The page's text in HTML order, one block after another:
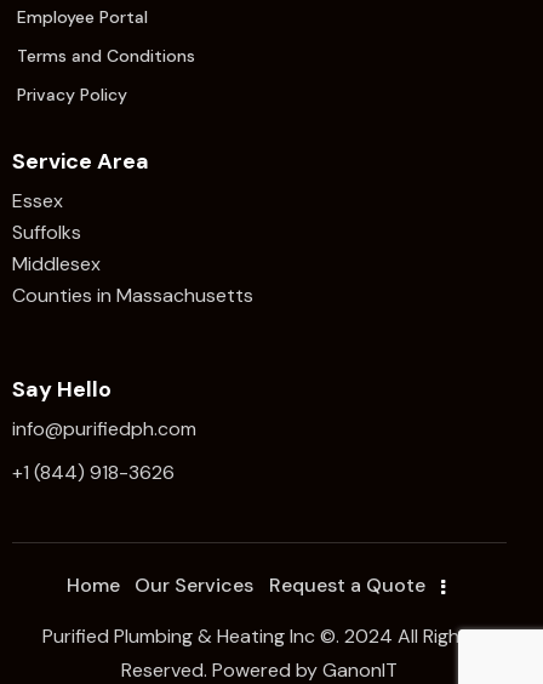
Employee Portal
Terms and Conditions
Privacy Policy
Service Area
Essex
Suffolks
Middlesex
Counties in Massachusetts
Say Hello
info@purifiedph.com
+1 (844) 918-3626
Home Our Services Request a Quote
Purified Plumbing & Heating Inc ©. 2024 All Rights
Reserved. Powered byGanonIT